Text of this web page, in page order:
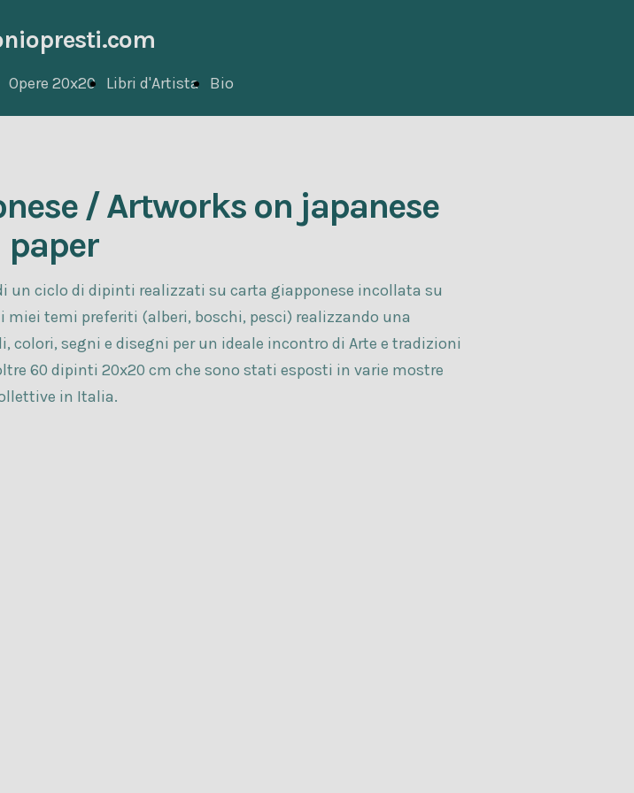
Opere 20x20 Libri d'Artista Bio
/ Artworks on japanese
paper
un ciclo di dipinti realizzati su carta giapponese incollata su
miei temi preferiti (alberi, boschi, pesci) realizzando una
segni e disegni per un ideale incontro di Arte e tradizioni
60 dipinti 20x20 cm che sono stati esposti in varie mostre
in Italia.